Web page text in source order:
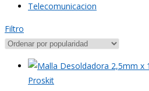
Telecomunicacion
Filtro
Proskit